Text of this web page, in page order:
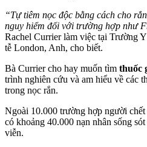
“Tự tiêm nọc độc bằng cách cho
nguy hiểm đối với trường hợp như
Rachel Currier làm việc tại Trường
tễ London, Anh, cho biết.
Bà Currier cho hay muốn tìm thuốc
trình nghiên cứu và am hiểu về các
trong nọc rắn.
Ngoài 10.000 trường hợp người
có khoảng 40.000 nạn nhân sống
viễn.